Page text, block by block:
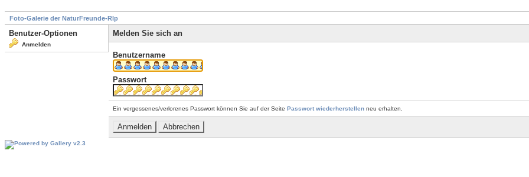
Foto-Galerie der NaturFreunde-Rlp
Benutzer-Optionen
Anmelden
Melden Sie sich an
Benutzername
Passwort
Ein vergessenes/verlorenes Passwort können Sie auf der Seite Passwort wiederherstellen neu erhalten.